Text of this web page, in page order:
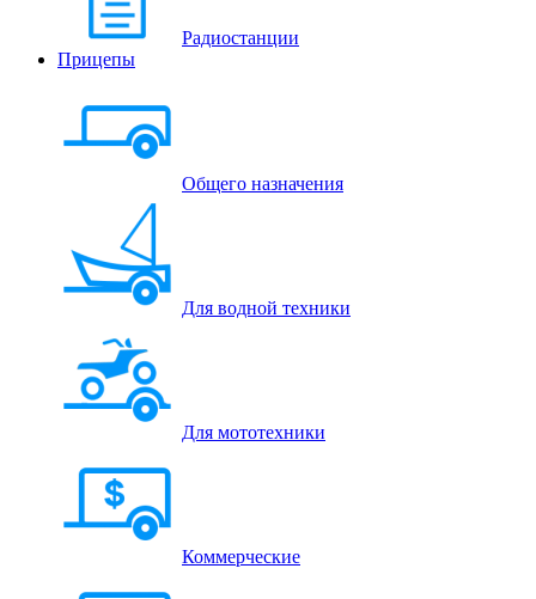
Радиостанции
Прицепы
Общего назначения
Для водной техники
Для мототехники
Коммерческие